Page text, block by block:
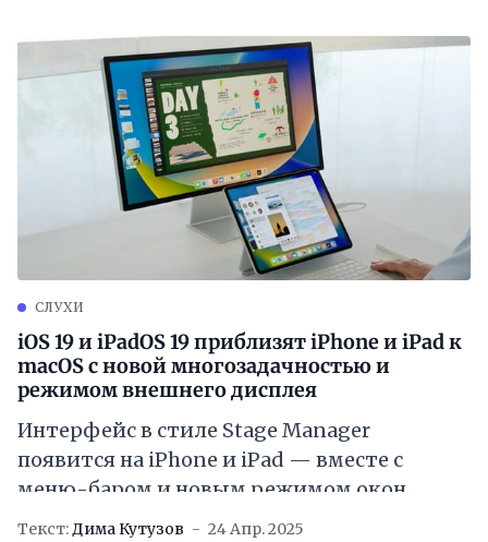
СЛУХИ
iOS 19 и iPadOS 19 приблизят iPhone и iPad к
macOS с новой многозадачностью и
режимом внешнего дисплея
Интерфейс в стиле Stage Manager
появится на iPhone и iPad — вместе с
меню-баром и новым режимом окон
Текст:Дима Кутузов 24 Апр. 2025